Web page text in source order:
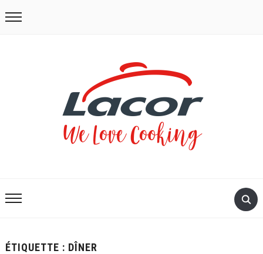
ÉTIQUETTE : DÎNER